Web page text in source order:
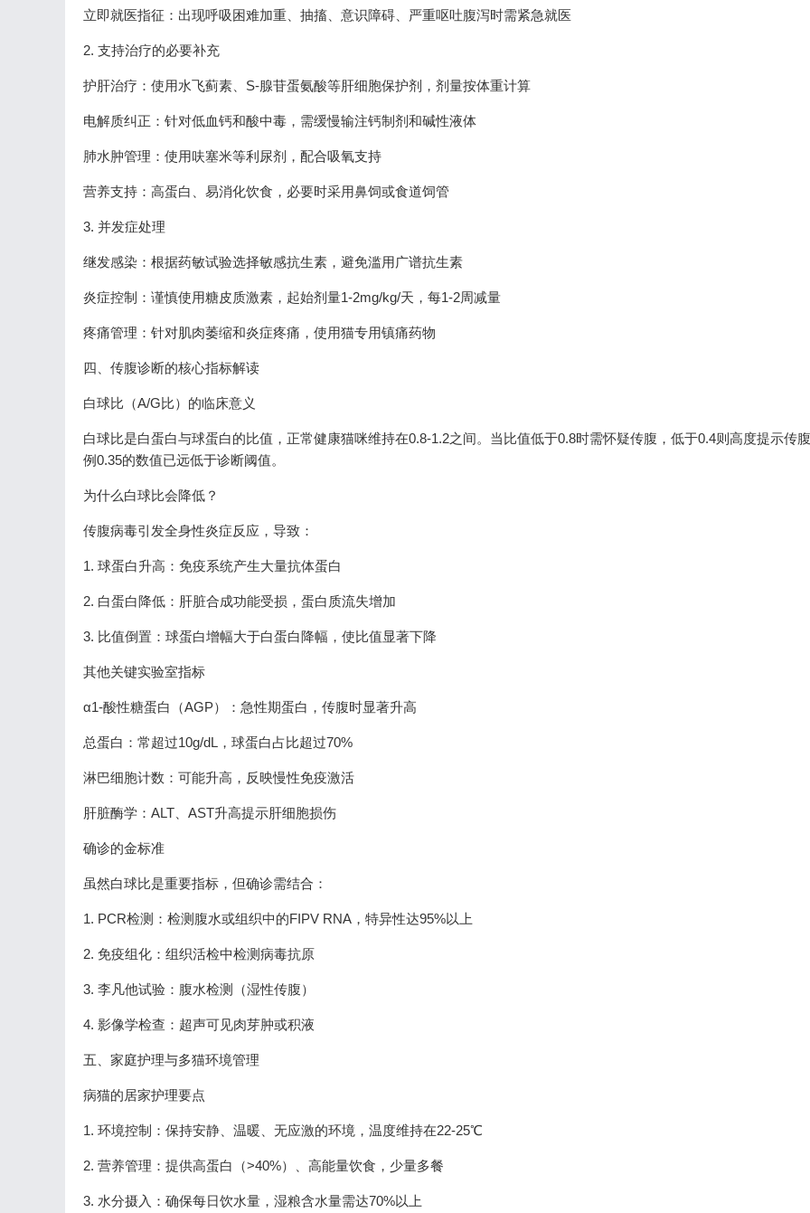
立即就医指征：出现呼吸困难加重、抽搐、意识障碍、严重呕吐腹泻时需紧急就医
2. 支持治疗的必要补充
护肝治疗：使用水飞蓟素、S-腺苷蛋氨酸等肝细胞保护剂，剂量按体重计算
电解质纠正：针对低血钙和酸中毒，需缓慢输注钙制剂和碱性液体
肺水肿管理：使用呋塞米等利尿剂，配合吸氧支持
营养支持：高蛋白、易消化饮食，必要时采用鼻饲或食道饲管
3. 并发症处理
继发感染：根据药敏试验选择敏感抗生素，避免滥用广谱抗生素
炎症控制：谨慎使用糖皮质激素，起始剂量1-2mg/kg/天，每1-2周减量
疼痛管理：针对肌肉萎缩和炎症疼痛，使用猫专用镇痛药物
四、传腹诊断的核心指标解读
白球比（A/G比）的临床意义
白球比是白蛋白与球蛋白的比值，正常健康猫咪维持在0.8-1.2之间。当比值低于0.8时需怀疑传腹，低于0.4则高度提示传
例0.35的数值已远低于诊断阈值。
为什么白球比会降低？
传腹病毒引发全身性炎症反应，导致：
1. 球蛋白升高：免疫系统产生大量抗体蛋白
2. 白蛋白降低：肝脏合成功能受损，蛋白质流失增加
3. 比值倒置：球蛋白增幅大于白蛋白降幅，使比值显著下降
其他关键实验室指标
α1-酸性糖蛋白（AGP）：急性期蛋白，传腹时显著升高
总蛋白：常超过10g/dL，球蛋白占比超过70%
淋巴细胞计数：可能升高，反映慢性免疫激活
肝脏酶学：ALT、AST升高提示肝细胞损伤
确诊的金标准
虽然白球比是重要指标，但确诊需结合：
1. PCR检测：检测腹水或组织中的FIPV RNA，特异性达95%以上
2. 免疫组化：组织活检中检测病毒抗原
3. 李凡他试验：腹水检测（湿性传腹）
4. 影像学检查：超声可见肉芽肿或积液
五、家庭护理与多猫环境管理
病猫的居家护理要点
1. 环境控制：保持安静、温暖、无应激的环境，温度维持在22-25℃
2. 营养管理：提供高蛋白（>40%）、高能量饮食，少量多餐
3. 水分摄入：确保每日饮水量，湿粮含水量需达70%以上